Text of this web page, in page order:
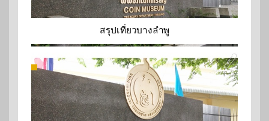
สรุปเที่ยวบางลำพู